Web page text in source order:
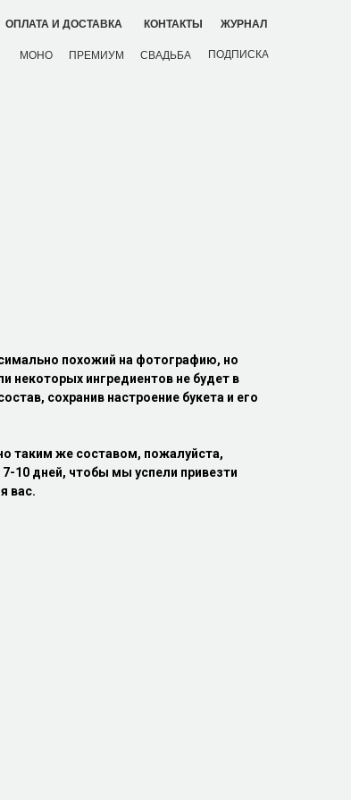
ОПЛАТА И ДОСТАВКА КОНТАКТЫ ЖУРНАЛ
ПРЕМИУМ
МОНО СВАДЬБА ПОДПИСКА
похожий на фотографию, но
некоторых ингредиентов не будет в
сохранив настроение букета и его
таким же составом, пожалуйста,
10 дней, чтобы мы успели привезти
вас.